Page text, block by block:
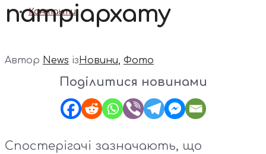
Контакти
патріархату
Автор News ізНовини, Фото
Поділитися новинами
Спостерігачі зазначають, що